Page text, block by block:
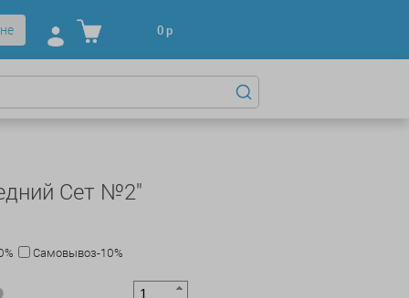
0р
Сет №2"
Самовывоз-10%